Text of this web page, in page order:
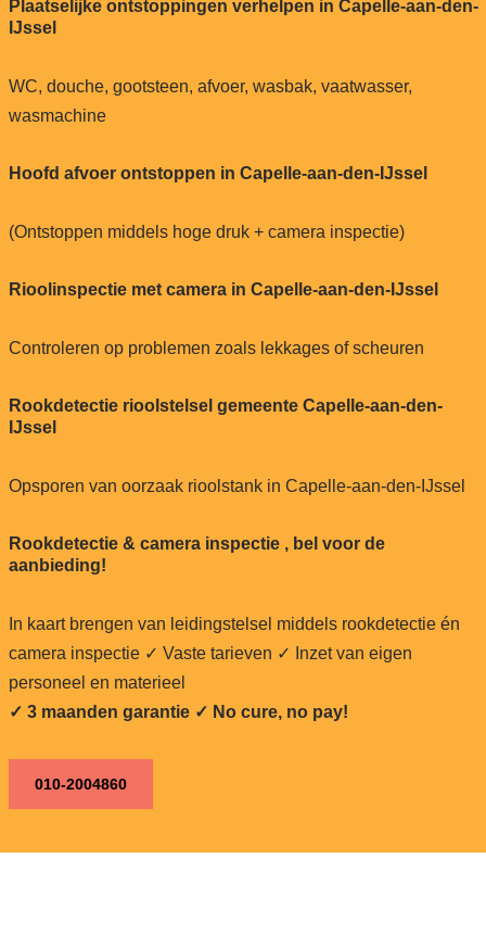
Plaatselijke ontstoppingen verhelpen in Capelle-aan-den-
IJssel
WC, douche, gootsteen, afvoer, wasbak, vaatwasser,
wasmachine
Hoofd afvoer ontstoppen in Capelle-aan-den-IJssel
(Ontstoppen middels hoge druk + camera inspectie)
Rioolinspectie met camera in Capelle-aan-den-IJssel
Controleren op problemen zoals lekkages of scheuren
Rookdetectie rioolstelsel gemeente Capelle-aan-den-
IJssel
Opsporen van oorzaak rioolstank in Capelle-aan-den-IJssel
Rookdetectie & camera inspectie , bel voor de
aanbieding!
In kaart brengen van leidingstelsel middels rookdetectie én
camera inspectie ✓ Vaste tarieven ✓ Inzet van eigen
personeel en materieel
✓ 3 maanden garantie ✓ No cure, no pay!
010-2004860